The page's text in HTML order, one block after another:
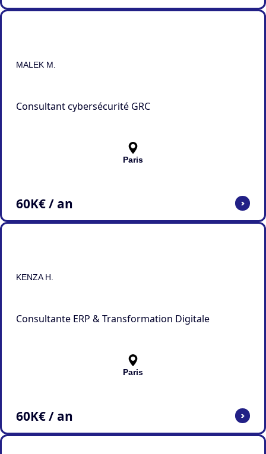
MALEK M.
Consultant cybersécurité GRC
Paris
60K€ / an >
KENZA H.
Consultante ERP & Transformation Digitale
Paris
60K€ / an >